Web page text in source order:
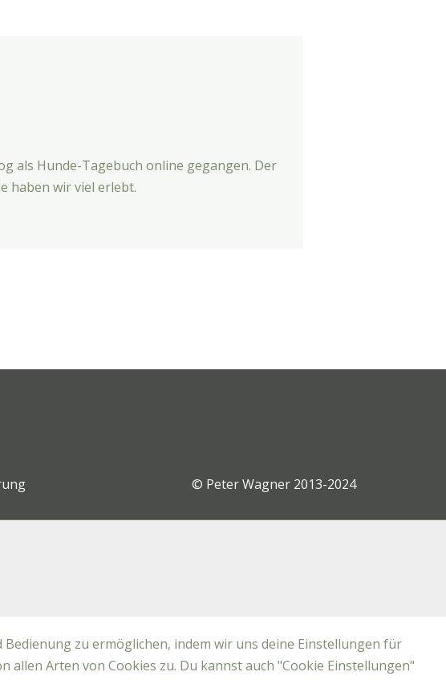
als Hunde-Tagebuch online gegangen. Der
haben wir viel erlebt.
© Peter Wagner 2013-2024
zu ermöglichen, indem wir uns deine Einstellungen für
Arten von Cookies zu. Du kannst auch "Cookie Einstellungen"